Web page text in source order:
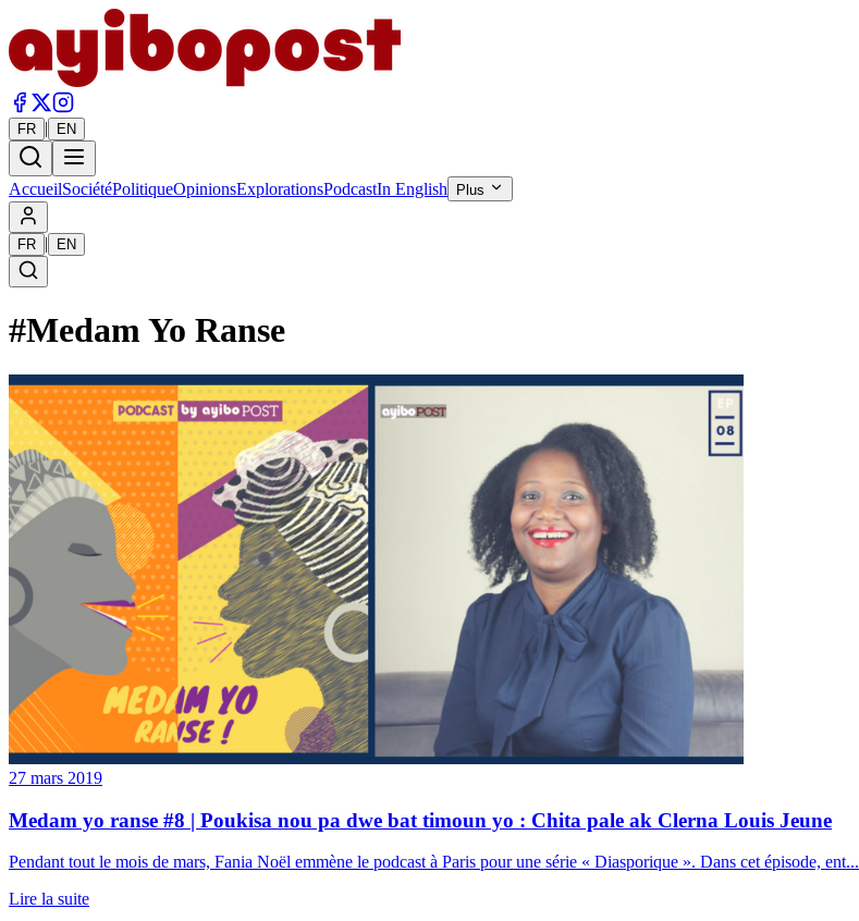
FR | EN
AccueilSociétéPolitiqueOpinionsExplorationsPodcastIn English Plus
FR | EN
#Medam Yo Ranse
27 mars 2019
Medam yo ranse #8 | Poukisa nou pa dwe bat timoun yo : Chita pale ak Clerna Louis Jeune
Pendant tout le mois de mars, Fania Noël emmène le podcast à Paris pour une série « Diasporique ». Dans cet épisode, ent...
Lire la suite